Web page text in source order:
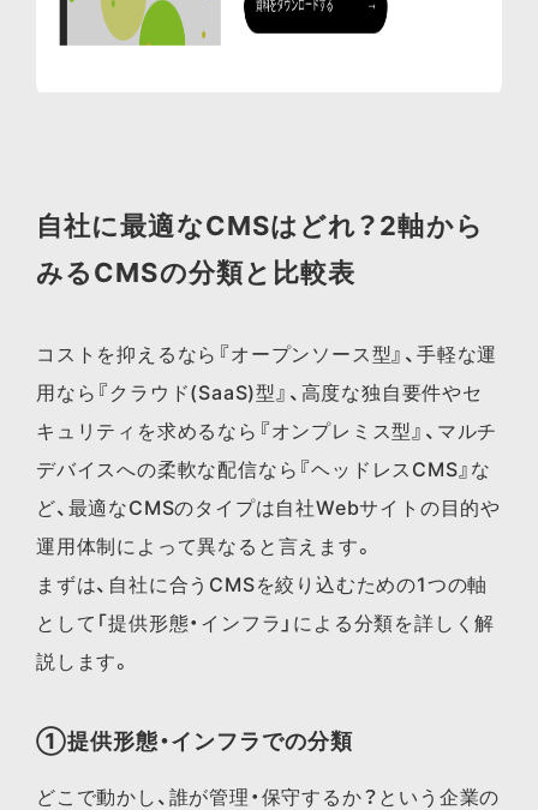
自社に最適なCMSはどれ？2軸から
みるCMSの分類と比較表
コストを抑えるなら『オープンソース型』、手軽な運
用なら『クラウド(SaaS)型』、高度な独自要件やセ
キュリティを求めるなら『オンプレミス型』、マルチ
デバイスへの柔軟な配信なら『ヘッドレスCMS』な
ど、最適なCMSのタイプは自社Webサイトの目的や
運用体制によって異なると言えます。
まずは、自社に合うCMSを絞り込むための1つの軸
として「提供形態・インフラ」による分類を詳しく解
説します。
①提供形態・インフラでの分類
どこで動かし、誰が管理・保守するか？という企業の